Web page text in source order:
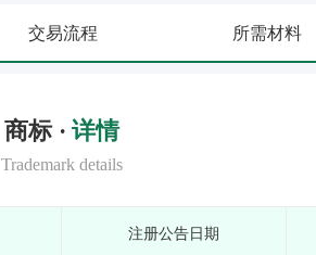
交易流程 所需材料
商标 · 详情
Trademark details
注册公告日期